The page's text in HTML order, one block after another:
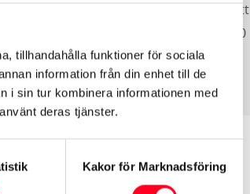
tillhandahålla funktioner för sociala
information från din enhet till de
i sin tur kombinera informationen med
deras tjänster.
Kakor för Marknadsföring
som inträffar först. Alltså från det att
löper ut, upp till 10 år eller 1 000 000
som inträffar först.